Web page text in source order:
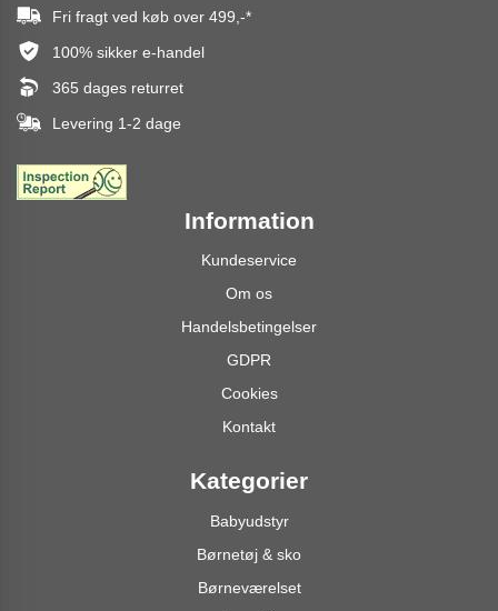
Fri fragt ved køb over 499,-*
100% sikker e-handel
365 dages returret
Levering 1-2 dage
Information
Kundeservice
Om os
Handelsbetingelser
GDPR
Cookies
Kontakt
Kategorier
Babyudstyr
Børnetøj & sko
Børneværelset